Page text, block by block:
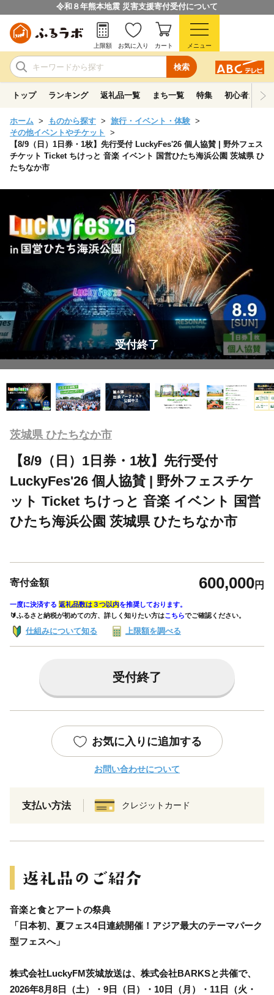
令和８年熊本地震 災害支援寄付受付について
検索
上限額 お気に入り カート メニュー
トップ ランキング 返礼品一覧 まち一覧 特集 初心者ガイド
ホーム ものから探す
旅行・イベント・体験
その他イベントやチケット
【8/9（日）1日券・1枚】先行受付 LuckyFes'26 個人協賛 | 野外フェス
チケット Ticket ちけっと 音楽 イベント 国営ひたち海浜公園 茨城県 ひ
たちなか市
受付終了
茨城県 ひたちなか市
【8/9（日）1日券・1枚】先行受付
LuckyFes'26 個人協賛 | 野外フェスチケ
ット Ticket ちけっと 音楽 イベント 国営
ひたち海浜公園 茨城県 ひたちなか市
寄付金額 600,000円
一度に決済する 返礼品数は３つ以内を推奨しております。
🔰ふるさと納税が初めての方、詳しく知りたい方はこちらでご確認ください。
仕組みについて知る 上限額を調べる
受付終了
お気に入りに追加する
お問い合わせについて
支払い方法 クレジットカード
音楽と食とアートの祭典
「日本初、夏フェス4日連続開催！アジア最大のテーマパーク
型フェスへ」
株式会社LuckyFM茨城放送は、株式会社BARKSと共催で、
2026年8月8日（土）・9日（日）・10日（月）・11日（火・